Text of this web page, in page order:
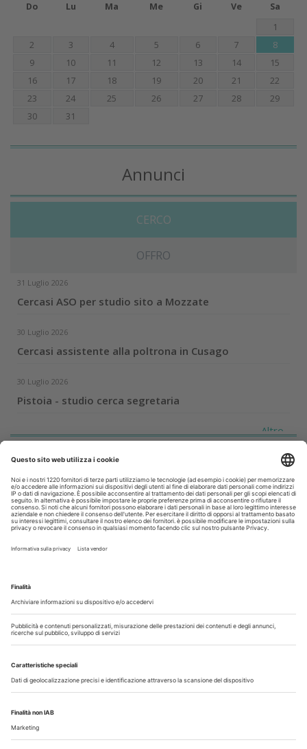
Do Lu Ma Me Gi Ve
Sa
1
2
3 4 5 6 7
8
9
10 11 12 13 14
15
16
17 18 19 20 21
22
23
24 25 26 27 28
29
30
31
Annunci
CERCO
OFFRO
31 Luglio 2026
Cercasi ASO per studio sito a Mozzate
30 Luglio 2026
Cercasi assistente alla poltrona in Cusago
30 Luglio 2026
Pistoia - studio cerca segretaria
Altro...
Il flusso di lavoro dell’odontoiatra chairside
Odontoiatria33